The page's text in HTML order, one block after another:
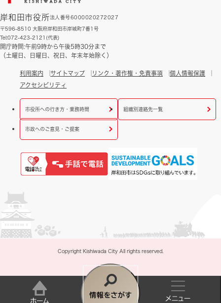
情
岸和田市役所法人番号6000020272027
〒596-8510 大阪府岸和田市岸城町7番1号
Tel:072-423-2121(代表)
開庁時間:午前9時から午後5時30分まで
（土曜日、日曜日、祝日、年末年始除く）
利用案内 サイトマップ リンク・著作権・免責事項
個人情報保護
アクセシビリティ
市役所への行き方・業務時間 組織別連絡先一覧
市政へのご意見・ご提案
Copyright Kishiwada City All rights reserved.